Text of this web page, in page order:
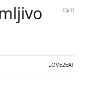
0
LOVE2EAT